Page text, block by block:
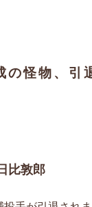
物、引
比敦郎